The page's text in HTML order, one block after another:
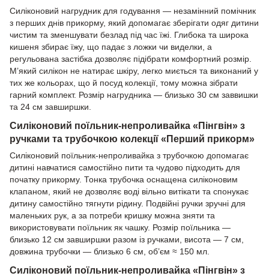
Силіконовий нагрудник для годування — незамінний помічник
з перших днів прикорму, який допомагає зберігати одяг дитини
чистим та зменшувати безлад під час їжі. Глибока та широка
кишеня збирає їжу, що падає з ложки чи виделки, а
регульована застібка дозволяє підібрати комфортний розмір.
М’який силікон не натирає шкіру, легко миється та виконаний у
тих же кольорах, що й посуд колекції, тому можна зібрати
гарний комплект. Розмір нагрудника — близько 30 см заввишки
та 24 см завширшки.
Силіконовий поїльник-непроливайка «Пінгвін» з
ручками та трубочкою колекції «Перший прикорм»
Силіконовий поїльник-непроливайка з трубочкою допомагає
дитині навчатися самостійно пити та чудово підходить для
початку прикорму. Тонка трубочка оснащена силіконовим
клапаном, який не дозволяє воді вільно витікати та спонукає
дитину самостійно тягнути рідину. Подвійні ручки зручні для
маленьких рук, а за потреби кришку можна зняти та
використовувати поїльник як чашку. Розмір поїльника —
близько 12 см завширшки разом із ручками, висота — 7 см,
довжина трубочки — близько 6 см, об’єм ≈ 150 мл.
Силіконовий поїльник-непроливайка «Пінгвін» з